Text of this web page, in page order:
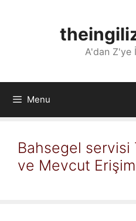
A'dan Z'ye
Menu
Bahsegel servisi
ve Mevcut Erişim